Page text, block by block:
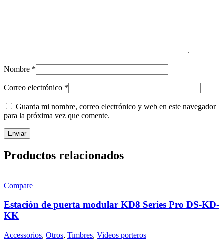
Nombre *
Correo electrónico *
Guarda mi nombre, correo electrónico y web en este navegador
para la próxima vez que comente.
Productos relacionados
Compare
Estación de puerta modular KD8 Series Pro DS-KD-
KK
Accessorios, Otros, Timbres, Videos porteros